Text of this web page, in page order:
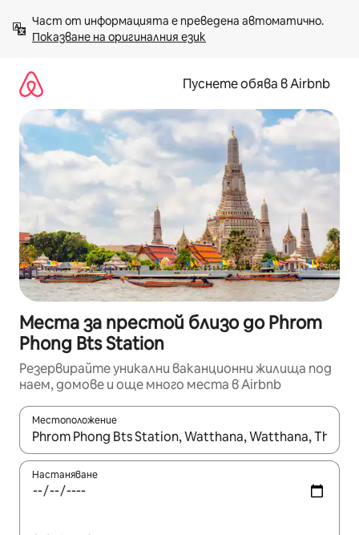
към
съдържанието
Показване на оригиналния език
Пуснете обява в Airbnb
Места за престой близо до Phrom
Phong Bts Station
Резервирайте уникални ваканционни жилища под
наем, домове и още много места в Airbnb
Местоположение
Когато резултатите се покажат, използвайте
Настаняване